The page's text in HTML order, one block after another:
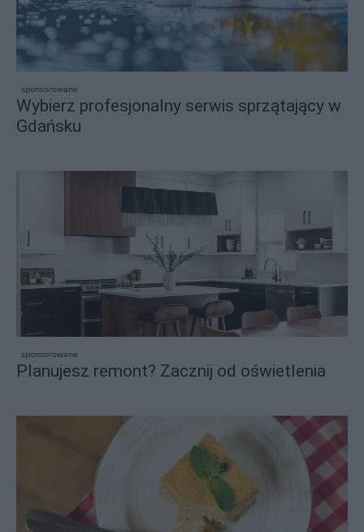
sponsorowane
Wybierz profesjonalny serwis sprzątający w
Gdańsku
sponsorowane
Planujesz remont? Zacznij od oświetlenia